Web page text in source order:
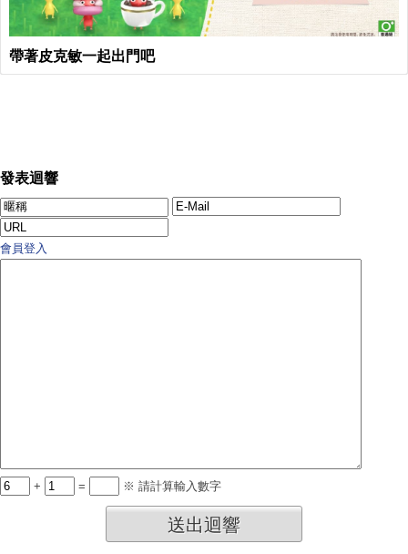
帶著皮克敏一起出門吧
發表迴響
會員登入
+ = ※ 請計算輸入數字
送出迴響